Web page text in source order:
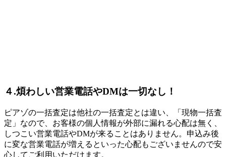
４.煩わしい営業電話やDMは一切なし！
ピアゾの一括査定は他社の一括査定とは違い、「現物一括査
定」なので、お客様の個人情報が外部に漏れる心配は無く、
しつこい営業電話やDMが来ることはありません。申込み後
に変な営業電話が増えるといった心配もございませんので安
心してご利用いただけます。